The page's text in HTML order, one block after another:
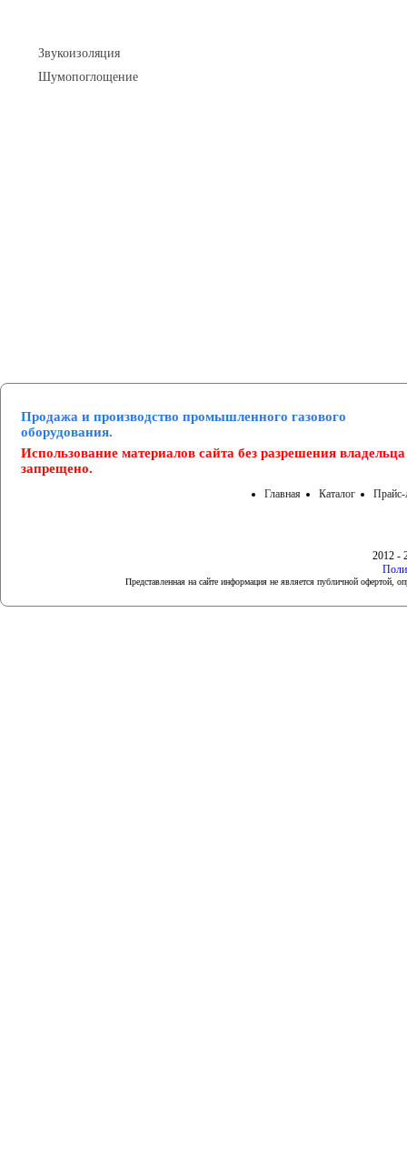
Звукоизоляция
Шумопоглощение
Продажа и производство промышленного газового
оборудования.
Использование материалов сайта без разрешения владельца
запрещено.
Главная Каталог Прайс-
2012 -
Представленная на сайте информация не является публичной